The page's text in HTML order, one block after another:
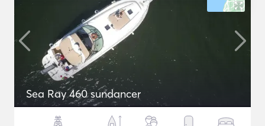
Sea Ray 460 sundancer